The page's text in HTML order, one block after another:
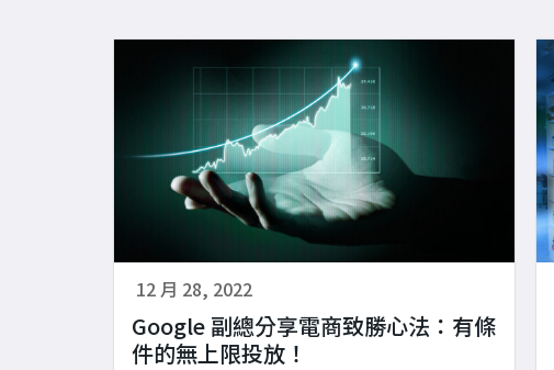
Google 副總分享電商致勝心法：有條
件的無上限投放！
12 月 28, 2022